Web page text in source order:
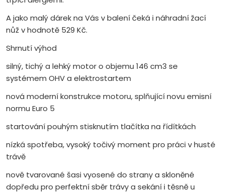
A jako malý dárek na Vás v balení čeká i náhradní žací
nůž v hodnotě 529 Kč.
Shrnutí výhod
silný, tichý a lehký motor o objemu 146 cm3 se
systémem OHV a elektrostartem
nová moderní konstrukce motoru, splňující novu emisní
normu Euro 5
startování pouhým stisknutím tlačítka na řídítkách
nízká spotřeba, vysoký točivý moment pro práci v husté
trávě
nově tvarované šasi vyosené do strany a skloněné
dopředu pro perfektní sběr trávy a sekání i těsně u